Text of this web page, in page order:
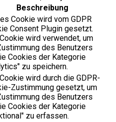
Beschreibung
Cookie wird vom GDPR
Consent Plugin gesetzt.
wird verwendet, um
des Benutzers
Cookies der Kategorie
zu speichern.
wird durch die GDPR-
Zustimmung gesetzt, um
des Benutzers
Cookies der Kategorie
zu erfassen.